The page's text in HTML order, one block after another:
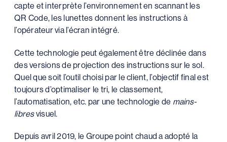
capte et interprète l’environnement en scannant les
QR Code, les lunettes donnent les instructions à
l’opérateur via l’écran intégré.
Cette technologie peut également être déclinée dans
des versions de projection des instructions sur le sol.
Quel que soit l’outil choisi par le client, l’objectif final est
toujours d’optimaliser le tri, le classement,
l’automatisation, etc. par une technologie de mains-
libresvisuel.
Depuis avril 2019, le Groupe point chaud a adopté la